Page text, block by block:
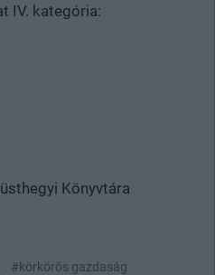
IV. kategória:
Könyvtára
#körkörös gazdaság